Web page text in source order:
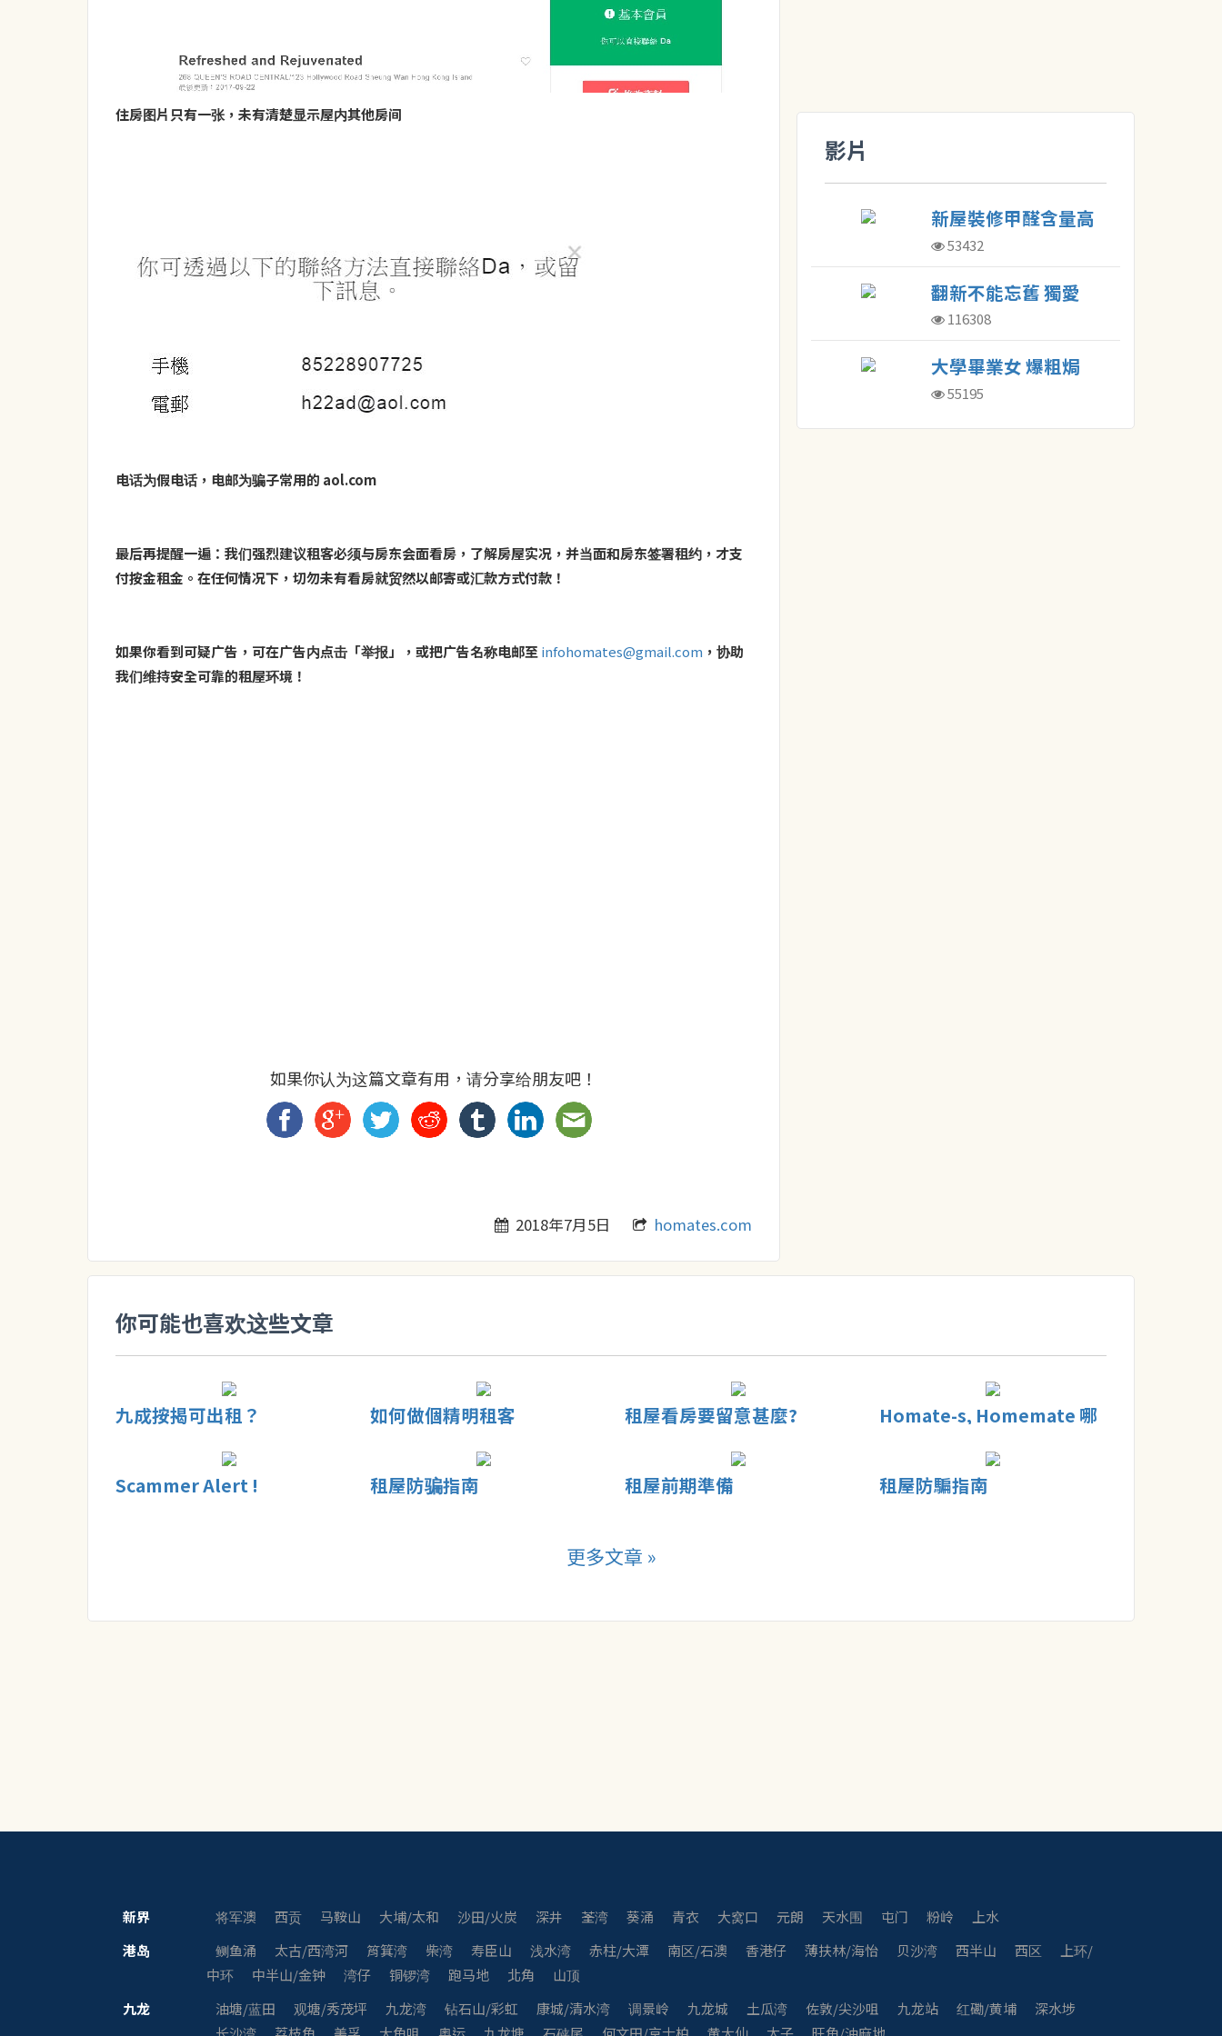
住房图片只有一张，未有清楚显示屋内其他房间
电话为假电话，电邮为骗子常用的 aol.com
最后再提醒一遍：我们强烈建议租客必须与房东会面看房，了解房屋实况，并当面和房东签署租约，才支
付按金租金。在任何情况下，切勿未有看房就贸然以邮寄或汇款方式付款！
如果你看到可疑广告，可在广告内点击「举报」，或把广告名称电邮至 infohomates@gmail.com ，协助
我们维持安全可靠的租屋环境！
如果你认为这篇文章有用，请分享给朋友吧！
2018年7月5日 homates.com
影片
新屋裝修甲醛含量高
醫生：不應立即入住
53432
翻新不能忘舊 獨愛
老區街坊人情味
116308
大學畢業女 爆粗焗
住劏房
55195
你可能也喜欢这些文章
九成按揭可出租？ 如何做個精明租客 租屋看房要留意甚麼?
Homate-s, Homemate 哪
Scammer Alert !
租屋防骗指南 租屋前期準備 租屋防騙指南
更多文章 »
新界 将军澳 西贡 马鞍山 大埔/太和 沙田/火炭 深井 荃湾 葵涌 青衣 大窝口 元朗 天水围 屯门 粉岭
上水
港岛
鲗鱼涌 太古/西湾河 筲箕湾 柴湾 寿臣山 浅水湾 赤柱/大潭 南区/石澳 香港仔 薄扶林/海怡 贝沙湾 西半山 西区
上环/
中环
中半山/金钟 湾仔 铜锣湾 跑马地 北角
山顶
九龙
油塘/蓝田 观塘/秀茂坪 九龙湾 钻石山/彩虹 康城/清水湾 调景岭 九龙城 土瓜湾 佐敦/尖沙咀 九龙站 红磡/黄埔
深水埗